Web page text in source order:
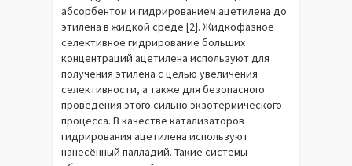
абсорбентом и гидрированием ацетилена до
этилена в жидкой среде [2]. Жидкофазное
селективное гидрирование больших
концентраций ацетилена используют для
получения этилена с целью увеличения
селективности, а также для безопасного
проведения этого сильно экзотермического
процесса. В качестве катализаторов
гидрирования ацетилена используют
нанесённый палладий. Такие системы